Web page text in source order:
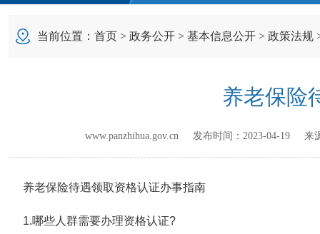
当前位置： 首页 > 政务公开 > 基本信息公开 > 政策法规
养老保险
www.panzhihua.gov.cn 发布时间： 2023-04-19 来
养老保险待遇领取资格认证办事指南
1.哪些人群需要办理资格认证?